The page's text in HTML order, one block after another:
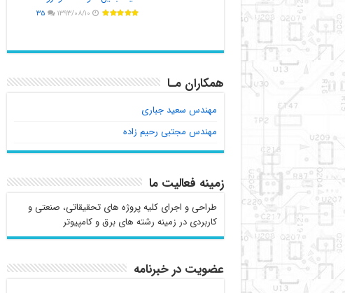
۱۳۹۳/۰۸/۱۰ ۳۵
همکاران مـا
مهندس سعید جباری
مهندس مجتبی رحیم زاده
زمینه فعالیت ما
طراحی و اجرای کلیه پروژه های تحقیقاتی، صنعتی و
کاربردی در زمینه رشته های برق و کامپیوتر
عضویت در خبرنامه